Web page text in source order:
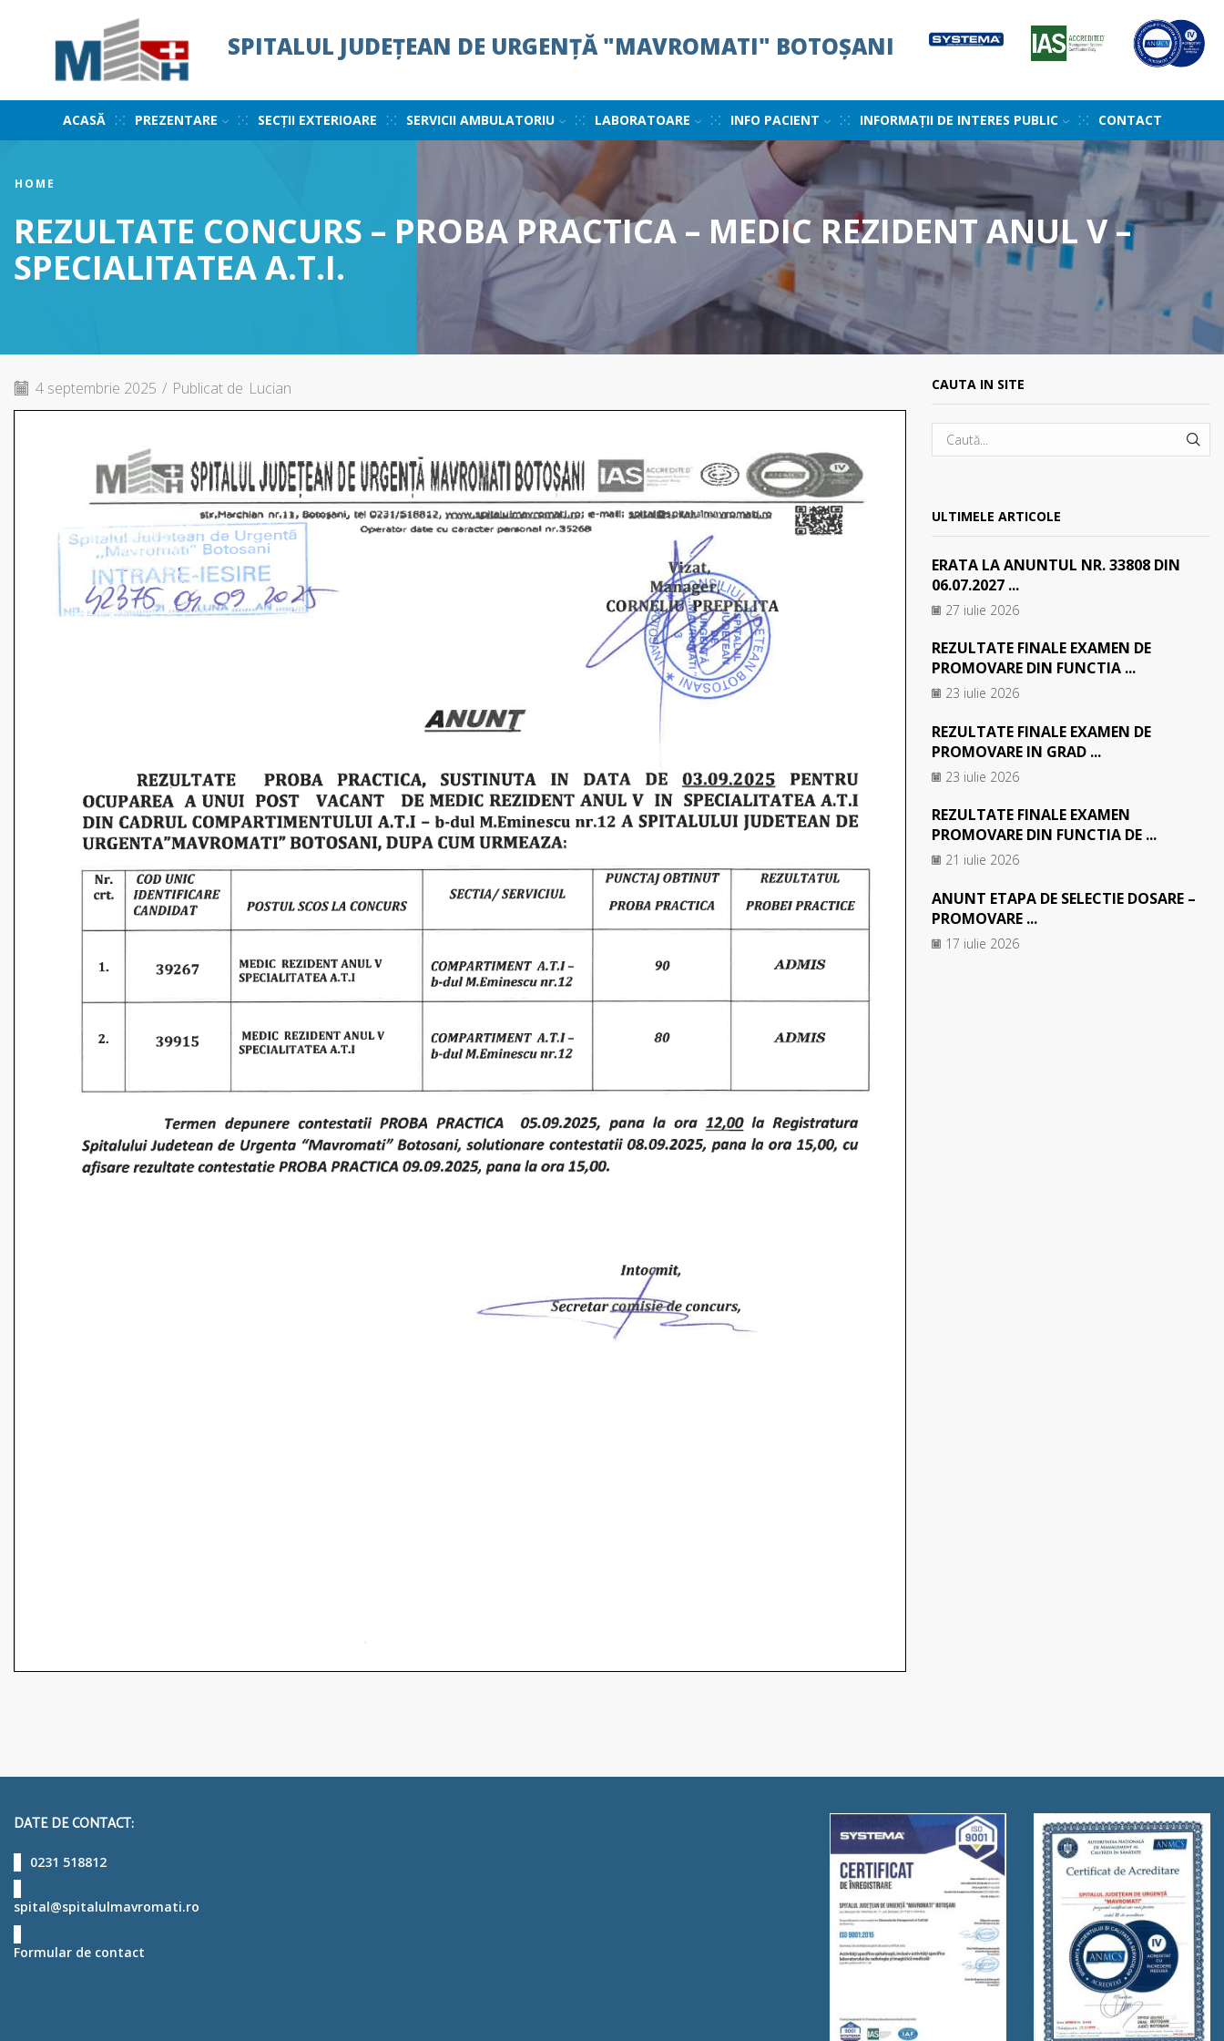
SPITALUL JUDEȚEAN DE URGENȚĂ "MAVROMATI" BOTOȘANI
ACASĂ PREZENTARE SECȚII EXTERIOARE SERVICII AMBULATORIU LABORATOARE INFO PACIENT INFORMAȚII DE INTERES PUBLIC CONTACT
HOME
REZULTATE CONCURS – PROBA PRACTICA – MEDIC REZIDENT ANUL V –
SPECIALITATEA A.T.I.
4 septembrie 2025 / Publicat de Lucian CAUTA IN SITE
ULTIMELE ARTICOLE
ERATA LA ANUNTUL NR. 33808 DIN
06.07.2027 ...
27 iulie 2026
REZULTATE FINALE EXAMEN DE
PROMOVARE DIN FUNCTIA ...
23 iulie 2026
REZULTATE FINALE EXAMEN DE
PROMOVARE IN GRAD ...
23 iulie 2026
REZULTATE FINALE EXAMEN
PROMOVARE DIN FUNCTIA DE ...
21 iulie 2026
ANUNT ETAPA DE SELECTIE DOSARE –
PROMOVARE ...
17 iulie 2026
DATE DE CONTACT:
0231 518812
spital@spitalulmavromati.ro
Formular de contact